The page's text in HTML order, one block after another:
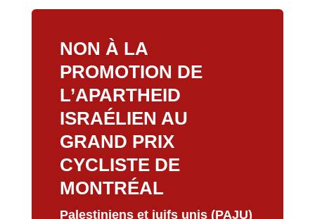
NON À LA
PROMOTION DE
L’APARTHEID
ISRAÉLIEN AU
GRAND PRIX
CYCLISTE DE
MONTRÉAL
Palestiniens et juifs unis (PAJU)